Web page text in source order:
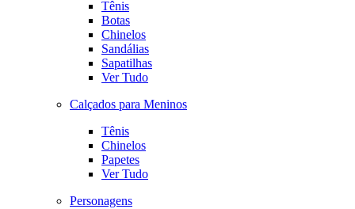
Tênis
Botas
Chinelos
Sandálias
Sapatilhas
Ver Tudo
Calçados para Meninos
Tênis
Chinelos
Papetes
Ver Tudo
Personagens